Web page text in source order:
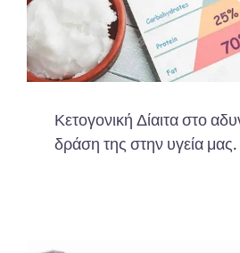
Κετογονική Δίαιτα στο
δράση της στην υγεία μας.